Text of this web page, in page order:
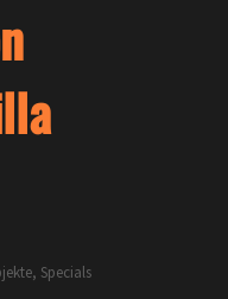
, Specials